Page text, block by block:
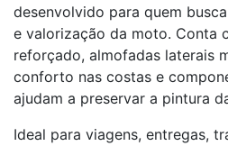
desenvolvido para quem
e valorização da moto. Conta
reforçado, almofadas laterais
conforto nas costas e
ajudam a preservar a pintura
Ideal para viagens, entregas,